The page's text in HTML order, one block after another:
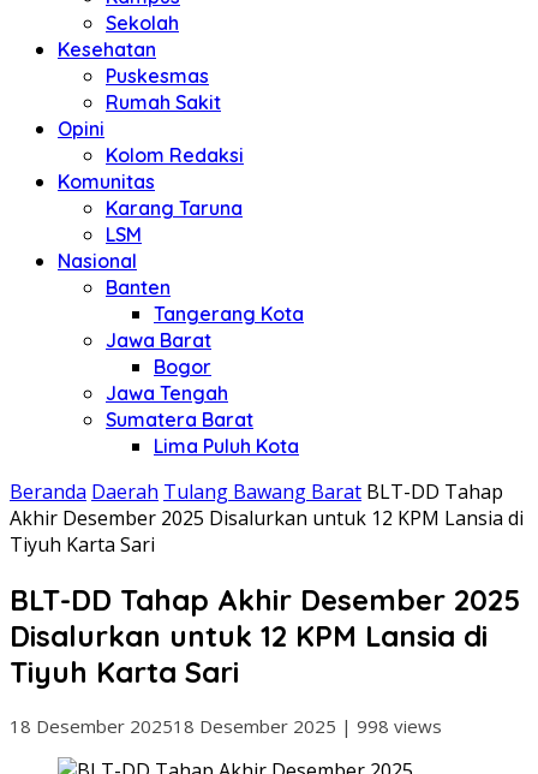
Sekolah
Kesehatan
Puskesmas
Rumah Sakit
Opini
Kolom Redaksi
Komunitas
Karang Taruna
LSM
Nasional
Banten
Tangerang Kota
Jawa Barat
Bogor
Jawa Tengah
Sumatera Barat
Lima Puluh Kota
Beranda Daerah Tulang Bawang Barat BLT-DD Tahap
Akhir Desember 2025 Disalurkan untuk 12 KPM Lansia di
Tiyuh Karta Sari
BLT-DD Tahap Akhir Desember 2025
Disalurkan untuk 12 KPM Lansia di
Tiyuh Karta Sari
18 Desember 202518 Desember 2025 | 998 views